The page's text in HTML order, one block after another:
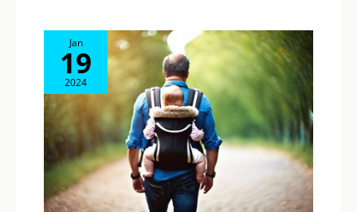
calme. Un must have
pratique pour
l'équipement de votre
bébé
Jan
19
2024